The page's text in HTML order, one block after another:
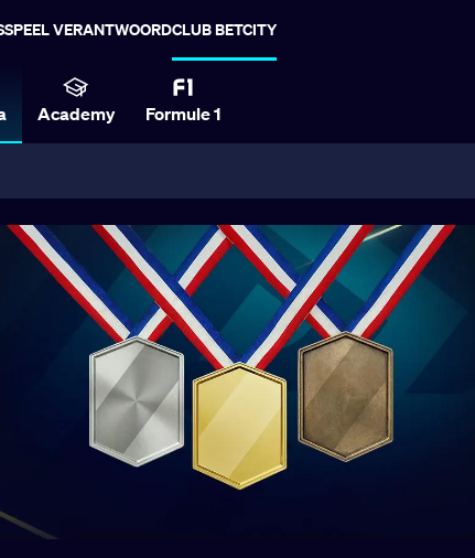
SPEEL VERANTWOORDCLUB BETCITY
Academy Formule 1